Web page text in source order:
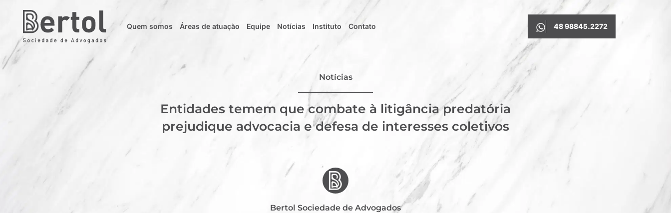
Quem somos Áreas de atuação Equipe Notícias Instituto Contato 48 98845.2272
Notícias
Entidades temem que combate à litigância predatória
prejudique advocacia e defesa de interesses coletivos
Bertol Sociedade de Advogados